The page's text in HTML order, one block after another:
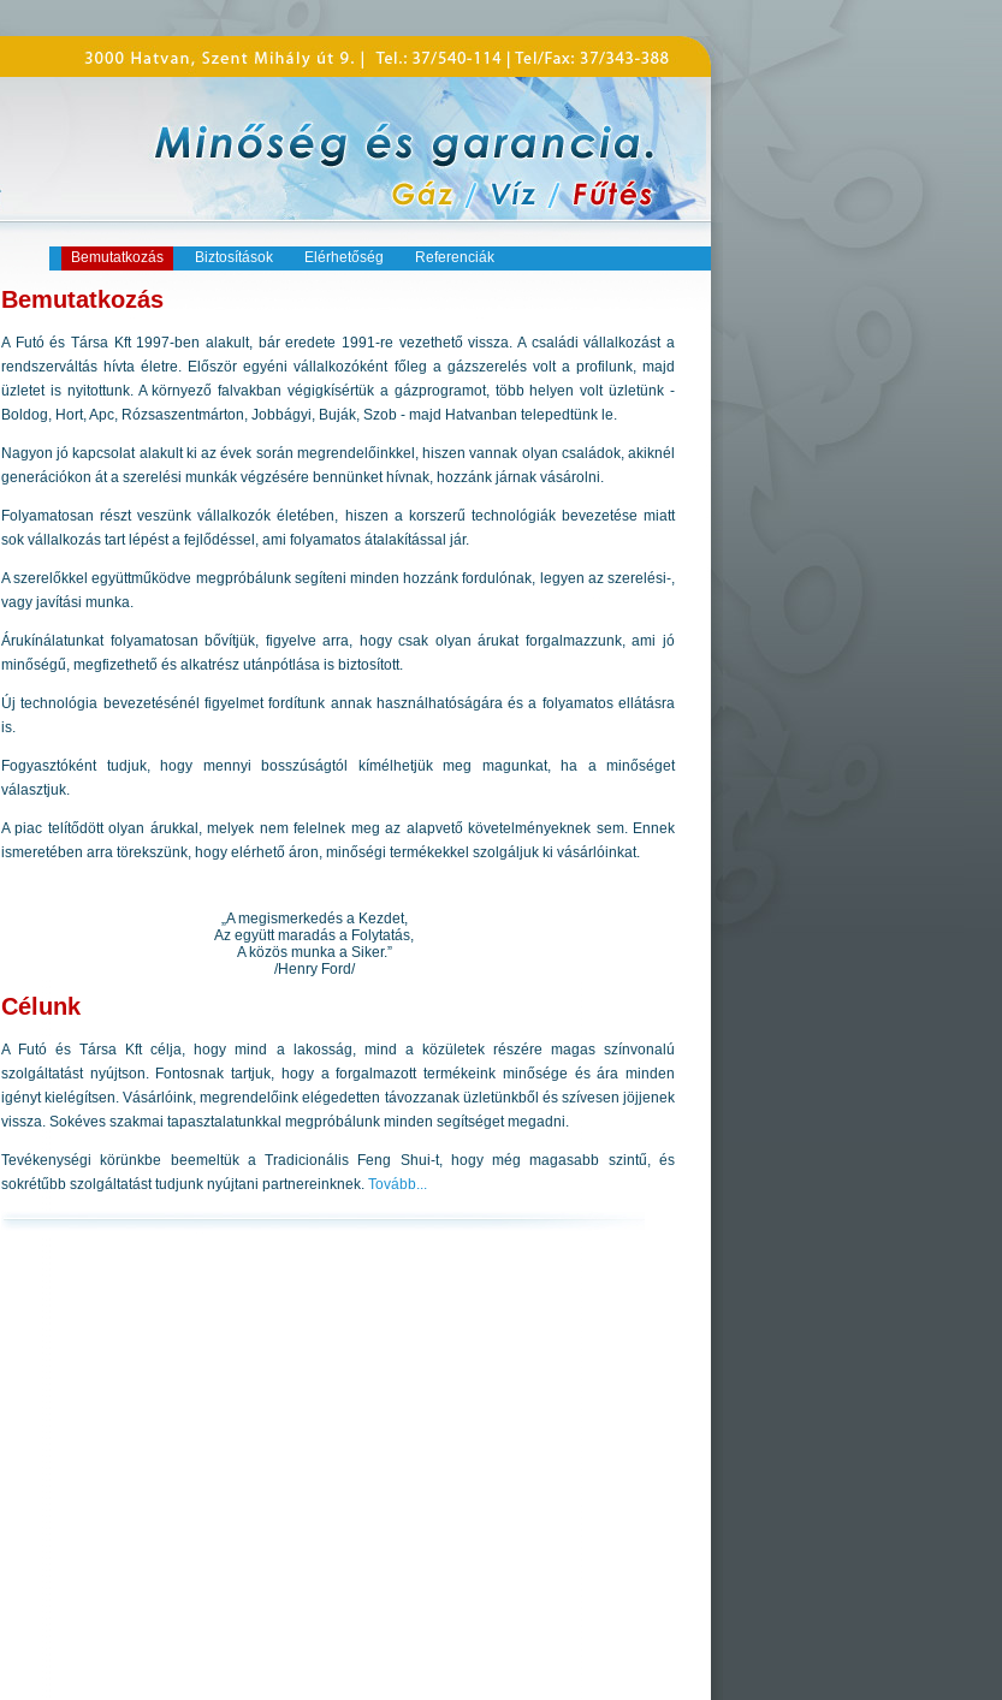
Bemutatkozás Biztosítások Elérhetőség Referenciák
Bemutatkozás
A Futó és Társa Kft 1997-ben alakult, bár eredete 1991-re vezethető vissza. A családi vállalkozást a
rendszerváltás hívta életre. Először egyéni vállalkozóként főleg a gázszerelés volt a profilunk, majd
üzletet is nyitottunk. A környező falvakban végigkísértük a gázprogramot, több helyen volt üzletünk -
Boldog, Hort, Apc, Rózsaszentmárton, Jobbágyi, Buják, Szob - majd Hatvanban telepedtünk le.
Nagyon jó kapcsolat alakult ki az évek során megrendelőinkkel, hiszen vannak olyan családok, akiknél
generációkon át a szerelési munkák végzésére bennünket hívnak, hozzánk járnak vásárolni.
Folyamatosan részt veszünk vállalkozók életében, hiszen a korszerű technológiák bevezetése miatt
sok vállalkozás tart lépést a fejlődéssel, ami folyamatos átalakítással jár.
A szerelőkkel együttműködve megpróbálunk segíteni minden hozzánk fordulónak, legyen az szerelési-,
vagy javítási munka.
Árukínálatunkat folyamatosan bővítjük, figyelve arra, hogy csak olyan árukat forgalmazzunk, ami jó
minőségű, megfizethető és alkatrész utánpótlása is biztosított.
Új technológia bevezetésénél figyelmet fordítunk annak használhatóságára és a folyamatos ellátásra
is.
Fogyasztóként tudjuk, hogy mennyi bosszúságtól kímélhetjük meg magunkat, ha a minőséget
választjuk.
A piac telítődött olyan árukkal, melyek nem felelnek meg az alapvető követelményeknek sem. Ennek
ismeretében arra törekszünk, hogy elérhető áron, minőségi termékekkel szolgáljuk ki vásárlóinkat.
„A megismerkedés a Kezdet,
Az együtt maradás a Folytatás,
A közös munka a Siker.”
/Henry Ford/
Célunk
A Futó és Társa Kft célja, hogy mind a lakosság, mind a közületek részére magas színvonalú
szolgáltatást nyújtson. Fontosnak tartjuk, hogy a forgalmazott termékeink minősége és ára minden
igényt kielégítsen. Vásárlóink, megrendelőink elégedetten távozzanak üzletünkből és szívesen jöjjenek
vissza. Sokéves szakmai tapasztalatunkkal megpróbálunk minden segítséget megadni.
Tevékenységi körünkbe beemeltük a Tradicionális Feng Shui-t, hogy még magasabb szintű, és
sokrétűbb szolgáltatást tudjunk nyújtani partnereinknek. Tovább...